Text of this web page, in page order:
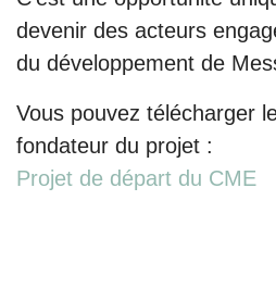
devenir des acteurs
du développement de
Vous pouvez télécharger
fondateur du projet :
Projet de départ du CME